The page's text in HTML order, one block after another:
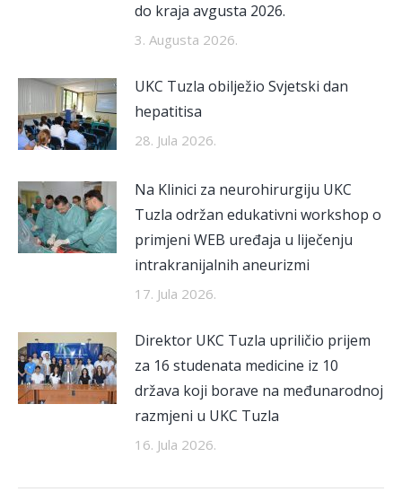
do kraja avgusta 2026.
3. Augusta 2026.
UKC Tuzla obilježio Svjetski dan
hepatitisa
28. Jula 2026.
Na Klinici za neurohirurgiju UKC
Tuzla održan edukativni workshop o
primjeni WEB uređaja u liječenju
intrakranijalnih aneurizmi
17. Jula 2026.
Direktor UKC Tuzla upriličio prijem
za 16 studenata medicine iz 10
država koji borave na međunarodnoj
razmjeni u UKC Tuzla
16. Jula 2026.